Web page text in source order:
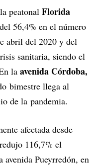
peatonal Florida
56,4% en el número
abril del 2020 y del
sanitaria, siendo el
la avenida Córdoba,
bimestre llega al
de la pandemia.
afectada desde
116,7% el
Pueyrredón, en